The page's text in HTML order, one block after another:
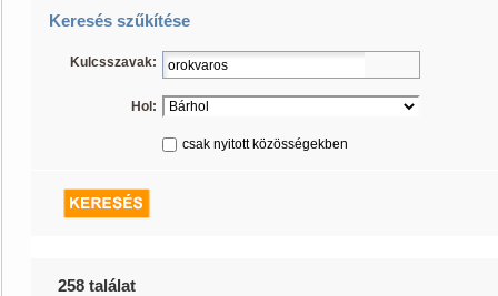
Keresés szűkítése
Kulcsszavak:
Hol:
csak nyitott közösségekben
258 találat